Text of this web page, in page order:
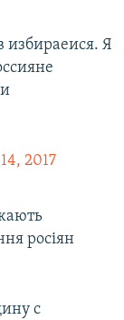
избираеися. Я
2017
росіян
с